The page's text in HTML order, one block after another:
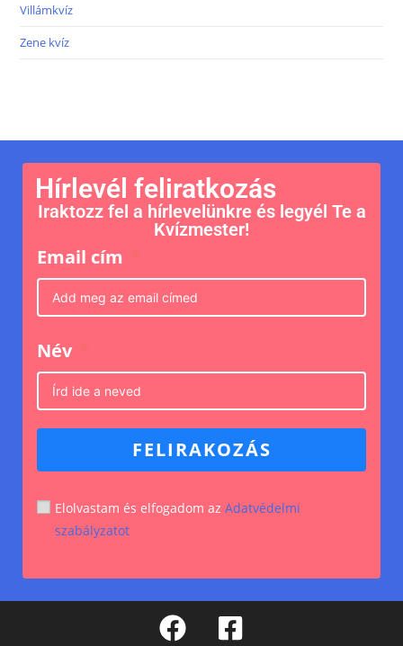
Villámkvíz
Zene kvíz
Hírlevél feliratkozás
Iraktozz fel a hírlevelünkre és legyél Te a
Kvízmester!
Email cím
Név
FELIRAKOZÁS
Elolvastam és elfogadom az Adatvédelmi
szabályzatot